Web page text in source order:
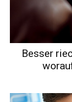
Besser